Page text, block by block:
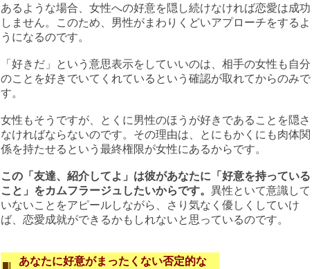
あるような場合、女性への好意を隠し続けなければ恋愛は成功
しません。このため、男性がまわりくどいアプローチをするよ
うになるのです。
「好きだ」という意思表示をしていいのは、相手の女性も自分
のことを好きでいてくれているという確認が取れてからのみで
す。
女性もそうですが、とくに男性のほうが好きであることを隠さ
なければならないのです。その理由は、とにもかくにも肉体関
係を持たせるという最終権限が女性にあるからです。
この「友達、紹介してよ」は彼があなたに「好意を持っている
こと」をカムフラージュしたいからです。 異性といて意識して
いないことをアピールしながら、さり気なく優しくしていけ
ば、恋愛成就ができるかもしれないと思っているのです。
あなたに好意がまったくない否定的な